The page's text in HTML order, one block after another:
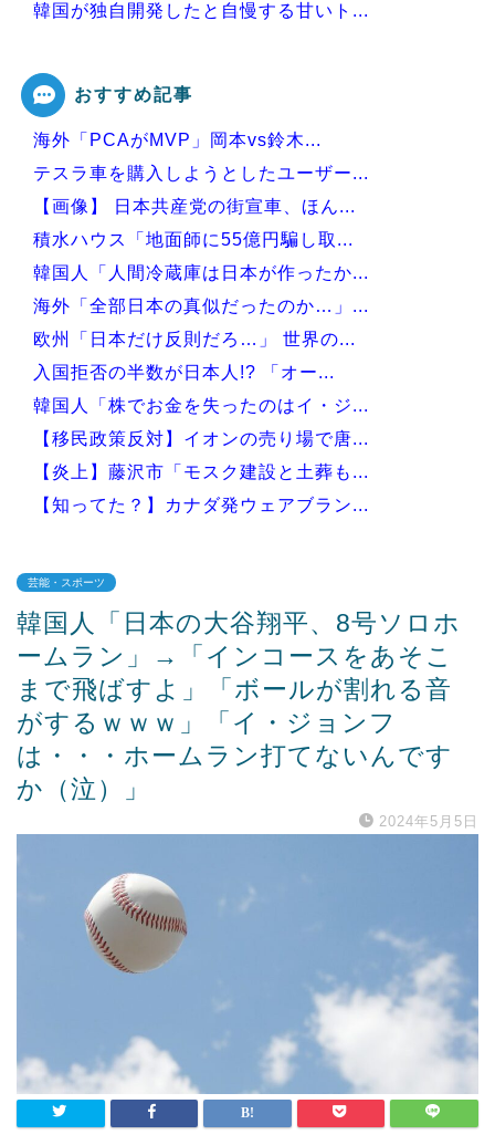
韓国が独自開発したと自慢する甘いト...
Powered by livedoor 相互RSS
おすすめ記事
海外「PCAがMVP」岡本vs鈴木...
テスラ車を購入しようとしたユーザー...
【画像】 日本共産党の街宣車、ほん...
積水ハウス「地面師に55億円騙し取...
韓国人「人間冷蔵庫は日本が作ったか...
海外「全部日本の真似だったのか…」...
欧州「日本だけ反則だろ…」 世界の...
入国拒否の半数が日本人!? 「オー...
韓国人「株でお金を失ったのはイ・ジ...
【移民政策反対】イオンの売り場で唐...
【炎上】藤沢市「モスク建設と土葬も...
【知ってた？】カナダ発ウェアブラン...
Powered by livedoor 相互RSS
芸能・スポーツ
韓国人「日本の大谷翔平、8号ソロホ
ームラン」→「インコースをあそこ
まで飛ばすよ」「ボールが割れる音
がするｗｗｗ」「イ・ジョンフ
は・・・ホームラン打てないんです
か（泣）」
2024年5月5日